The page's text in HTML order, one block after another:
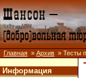
Главная » Архив » Тесты
Информация